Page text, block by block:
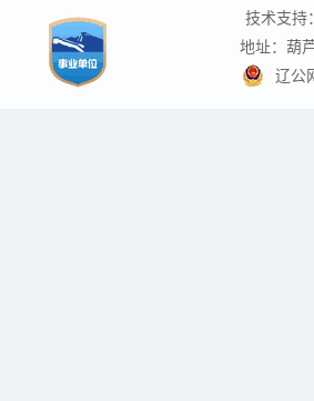
技术支持
地址：葫
辽公